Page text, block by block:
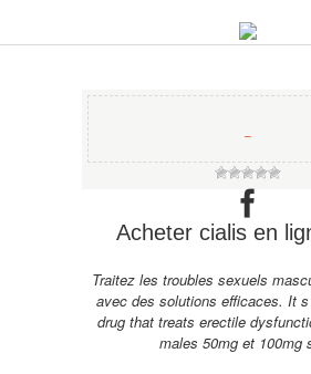
−
Acheter cialis en
Traitez les troubles sexuels
avec des solutions efficaces. It
drug that treats erectile
males 50mg et 100mg